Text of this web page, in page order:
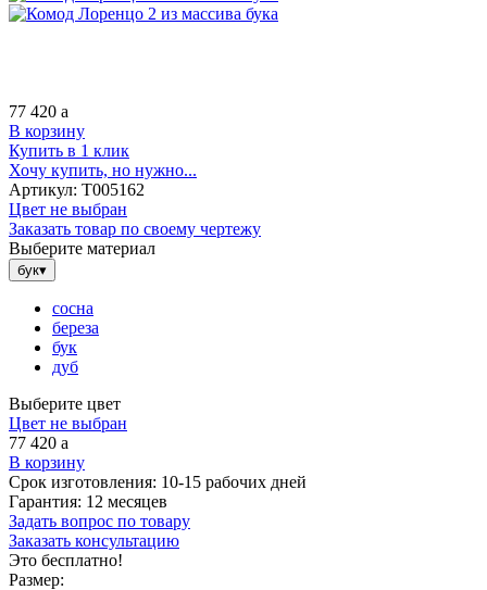
77 420 a
В корзину
Купить в 1 клик
Хочу купить, но нужно...
Артикул: Т005162
Цвет не выбран
Заказать товар по своему чертежу
Выберите материал
бук▾
сосна
береза
бук
дуб
Выберите цвет
Цвет не выбран
77 420 a
В корзину
Срок изготовления: 10-15 рабочих дней
Гарантия: 12 месяцев
Задать вопрос по товару
Заказать консультацию
Это бесплатно!
Размер: